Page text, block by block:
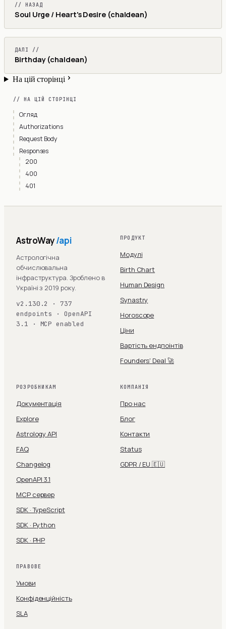
// НАЗАД
Soul Urge / Heart's Desire (chaldean)
ДАЛІ //
Birthday (chaldean)
На цій сторінці
// НА ЦІЙ СТОРІНЦІ
Огляд
Authorizations
Request Body
Responses
200
400
401
AstroWay/api
Астрологічна
обчислювальна
інфраструктура. Зроблено в
Україні з 2019 року.
v2.130.2 · 737
endpoints · OpenAPI
3.1 · MCP enabled
ПРОДУКТ
Модулі
Birth Chart
Human Design
Synastry
Horoscope
Ціни
Вартість ендпоінтів
Founders' Deal 🚀
РОЗРОБНИКАМ
Документація
Explore
Astrology API
FAQ
Changelog
OpenAPI 3.1
MCP сервер
SDK · TypeScript
SDK · Python
SDK · PHP
КОМПАНІЯ
Про нас
Блог
Контакти
Status
GDPR / EU 🇪🇺
ПРАВОВЕ
Умови
Конфіденційність
SLA